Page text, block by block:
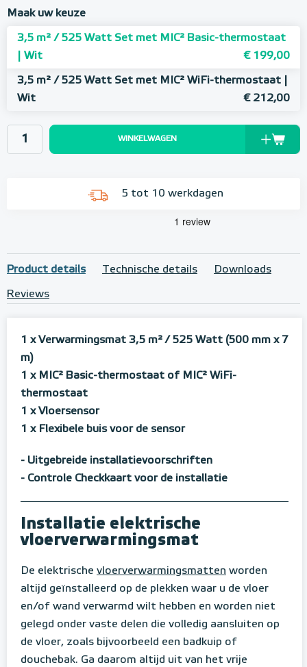
Maak uw keuze
3,5 m² / 525 Watt Set met MIC² Basic-thermostaat
| Wit
€ 199,00
3,5 m² / 525 Watt Set met MIC² WiFi-thermostaat |
Wit
€ 212,00
WINKELWAGEN
5 tot 10 werkdagen
Product details Technische details Downloads
Reviews
1 x Verwarmingsmat 3,5 m²/ 525 Watt (500 mm x 7
m)
1 x MIC² Basic-thermostaat of MIC² WiFi-
thermostaat
1 x Vloersensor
1 x Flexibele buis voor de sensor
- Uitgebreide installatievoorschriften
- Controle Checkkaart voor de installatie
Installatie elektrische
vloerverwarmingsmat
De elektrische vloerverwarmingsmatten worden
altijd geïnstalleerd op de plekken waar u de vloer
en/of wand verwarmd wilt hebben en worden niet
gelegd onder vaste delen die volledig aansluiten op
de vloer, zoals bijvoorbeeld een badkuip of
douchebak. Ga daarom altijd uit van het vrije